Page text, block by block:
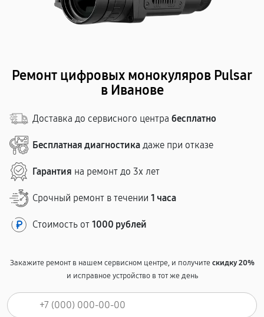
Ремонт цифровых монокуляров Pulsar
в Иванове
Доставка до сервисного центра бесплатно
Бесплатная диагностика даже при отказе
Гарантия на ремонт до 3х лет
Срочный ремонт в течении 1 часа
Стоимость от 1000 рублей
Закажите ремонт в нашем сервисном центре, и получитескидку 20%
и исправное устройство в тот же день